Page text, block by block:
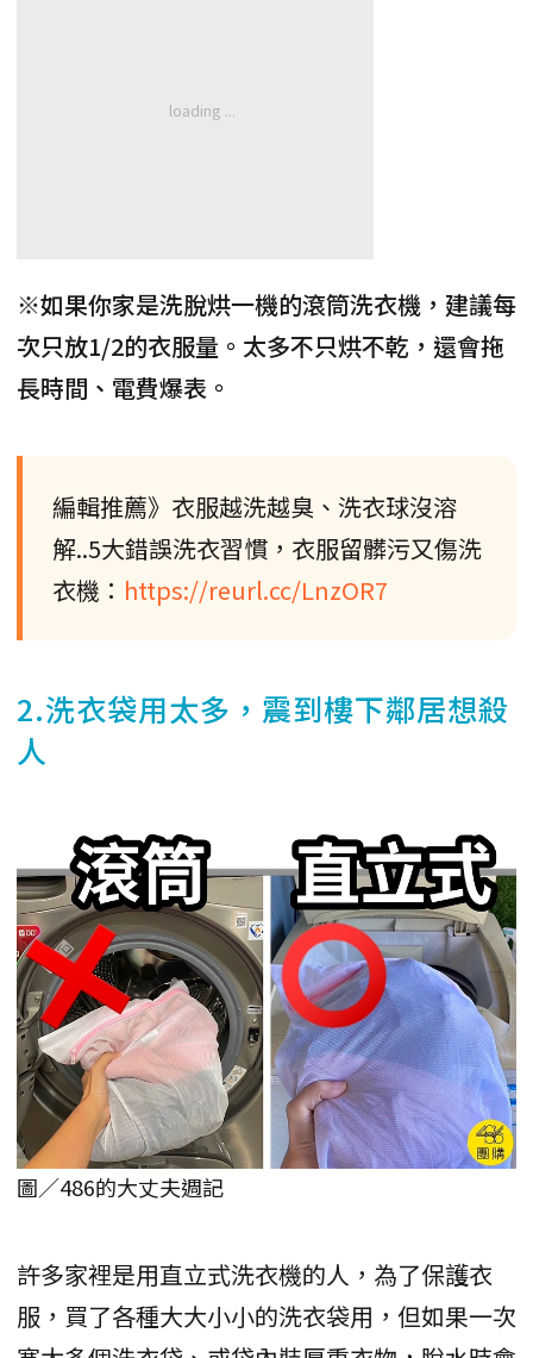
※如果你家是洗脫烘一機的滾筒洗衣機，建議每
次只放1/2的衣服量。太多不只烘不乾，還會拖
長時間、電費爆表。
編輯推薦》衣服越洗越臭、洗衣球沒溶
解..5大錯誤洗衣習慣，衣服留髒污又傷洗
衣機： https://reurl.cc/LnzOR7
2.洗衣袋用太多，震到樓下鄰居想殺
人
圖／486的大丈夫週記
許多家裡是用直立式洗衣機的人，為了保護衣
服，買了各種大大小小的洗衣袋用，但如果一次